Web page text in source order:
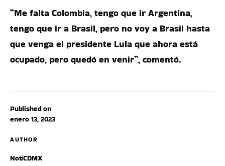
Published on
enero 13, 2023
AUTHOR
NotiCDMX
“Me falta Colombia, tengo que ir Argentina,
tengo que ir a Brasil, pero no voy a Brasil hasta
que venga el presidente Lula que ahora está
ocupado, pero quedó en venir”, comentó.